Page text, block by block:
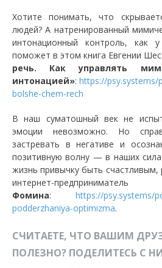
Хотите понимать, что
людей? А натренированный
интонационный контроль, как
поможет в этом книга Евгении
речь. Как управлять
интонацией»: https://psy.systems/
bolshe-chem-rech
В наш суматошный век не
эмоции невозможно. Но
застревать в негативе и
позитивную волну — в наших
жизнь привычку быть счастливым,
интернет-
Фомина: https://psy.systems/
podderzhaniya-optimizma.
СЧИТАЕТЕ, ЧТО ВАШИМ
ПОЛЕЗНО? ПОДЕЛИТЕСЬ С